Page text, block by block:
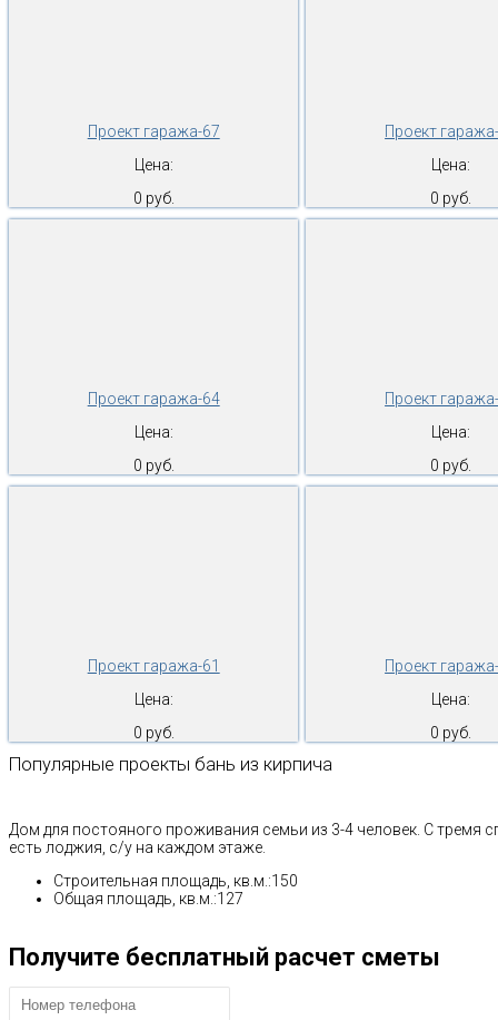
Проект гаража-67
Цена:
0 руб.
Проект
Цена:
0 руб.
Проект гаража-64
Цена:
0 руб.
Проект
Цена:
0 руб.
Проект гаража-61
Цена:
0 руб.
Проект
Цена:
0 руб.
Популярные проекты бань из кирпича
Дом для постояного проживания семьи из 3-4 человек. С тремя
есть лоджия, с/у на каждом этаже.
Строительная площадь, кв.м.:150
Общая площадь, кв.м.:127
Получите бесплатный расчет сметы